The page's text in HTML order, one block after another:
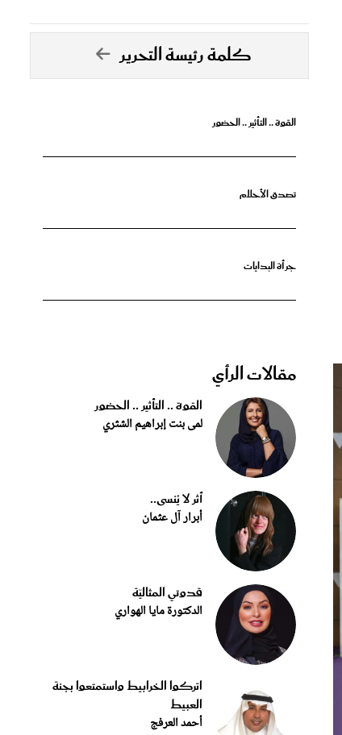
كلمة رئيسة التحرير
القوة .. التأثير .. الحضور
تصدق الأحلام
جرأة البدايات
مقالات الرأي
القوة .. التأثير .. الحضور
لمى بنت إبراهيم الشثري
أثر لا يُنسى..
أبرار آل عثمان
قدوتي المثاليّة
الدكتورة مايا الهواري
اتركوا الخرابيط واستمتعوا بجنة
العبيط
أحمد العرفج